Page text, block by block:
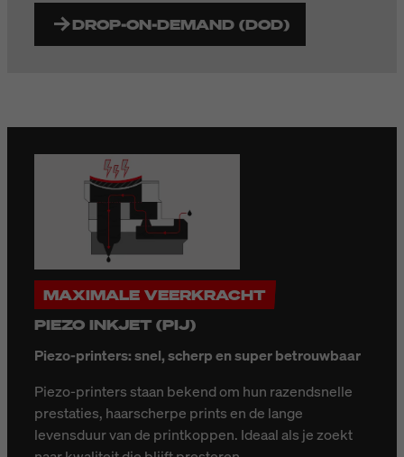
DROP-ON-DEMAND (DOD)
MAXIMALE VEERKRACHT
PIEZO INKJET (PIJ)
Piezo-printers: snel, scherp en super betrouwbaar
Piezo-printers staan bekend om hun razendsnelle
prestaties, haarscherpe prints en de lange
levensduur van de printkoppen. Ideaal als je zoekt